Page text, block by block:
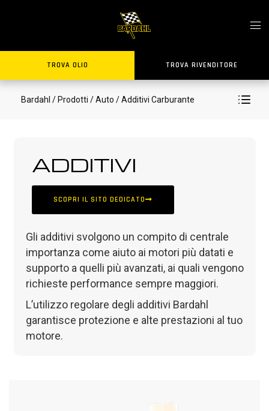
TROVA OLIO TROVA RIVENDITORE
Bardahl / Prodotti / Auto / Additivi Carburante
ADDITIVI
SCOPRI IL SITO DEDICATO
Gli additivi svolgono un compito di centrale
importanza come aiuto ai motori più datati e
supporto a quelli più avanzati, ai quali vengono
richieste performance sempre maggiori.
L’utilizzo regolare degli additivi Bardahl
garantisce protezione e alte prestazioni al tuo
motore.